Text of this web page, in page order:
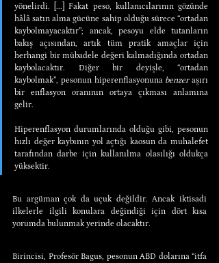
yönelirdi. [...] Fakat peso, kullanıcılarının gözünde
hâlâ satın alma gücüne sahip olduğu sürece “ortadan
kaybolmayacaktır”; ancak, pesoyu elde tutanların
bakış açısından, artık tüm pratik amaçlar için
herhangi bir mübadele değeri kalmadığında ortadan
kaybolacaktır. Diğer bir deyişle, “ortadan
kaybolmak”, pesonun hiperenflasyonuna benzer aşırı
bir enflasyon oranının ortaya çıkması anlamına
gelir.
Hiperenflasyon durumlarında olduğu gibi, pesonun
hızlı değer kaybının yol açtığı kaosun da muhalefet
tarafından darbe için kullanılma olasılığı oldukça
yüksektir.
Bu argüman çok da uçuk değildir. Ancak iktisadi
ilkelerle ilgili konulara değindiği için dört kısa
yorumda bulunmak yerinde olacaktır.
Birincisi, Profesör Bagus, pesonun ABD dolarına “itfa